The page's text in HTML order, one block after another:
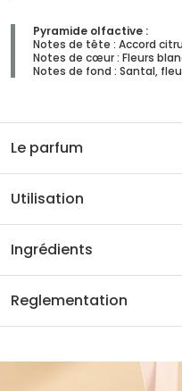
Pyramide olfactive :
Notes de tête : Accord
Notes de cœur : Fleurs
Notes de fond : Santal,
Le parfum
Utilisation
Ingrédients
Reglementation